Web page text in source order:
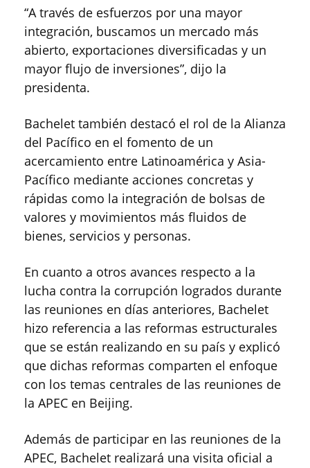
“A través de esfuerzos por una mayor
integración, buscamos un mercado más
abierto, exportaciones diversificadas y un
mayor flujo de inversiones”, dijo la
presidenta.
Bachelet también destacó el rol de la Alianza
del Pacífico en el fomento de un
acercamiento entre Latinoamérica y Asia-
Pacífico mediante acciones concretas y
rápidas como la integración de bolsas de
valores y movimientos más fluidos de
bienes, servicios y personas.
En cuanto a otros avances respecto a la
lucha contra la corrupción logrados durante
las reuniones en días anteriores, Bachelet
hizo referencia a las reformas estructurales
que se están realizando en su país y explicó
que dichas reformas comparten el enfoque
con los temas centrales de las reuniones de
la APEC en Beijing.
Además de participar en las reuniones de la
APEC, Bachelet realizará una visita oficial a